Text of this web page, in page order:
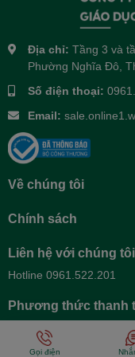
Địa chỉ: Tầng 3 và
Phường Nghĩa Đô,
Số điện thoại:
Email:
Về chúng tôi
Chính sách
Liên hệ với chúng tôi
Hotline 0961.522.201
Phương thức thanh
Gọi điện